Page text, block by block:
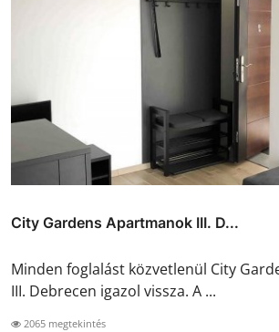
City Gardens Apartmanok III. D...
Minden foglalást közvetlenül City
III. Debrecen igazol vissza. A ...
2065 megtekintés